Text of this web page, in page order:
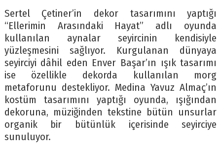
Sertel Çetiner’in dekor tasarımını yaptığı
“Ellerimin Arasındaki Hayat” adlı oyunda
kullanılan aynalar seyircinin kendisiyle
yüzleşmesini sağlıyor. Kurgulanan dünyaya
seyirciyi dâhil eden Enver Başar’ın ışık tasarımı
ise özellikle dekorda kullanılan morg
metaforunu destekliyor. Medina Yavuz Almaç’ın
kostüm tasarımını yaptığı oyunda, ışığından
dekoruna, müziğinden tekstine bütün unsurlar
organik bir bütünlük içerisinde seyirciye
sunuluyor.